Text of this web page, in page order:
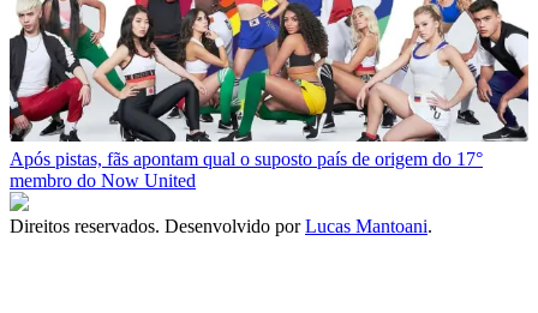
Após pistas, fãs apontam qual o suposto país de origem do 17°
membro do Now United
Direitos reservados. Desenvolvido porLucas Mantoani.